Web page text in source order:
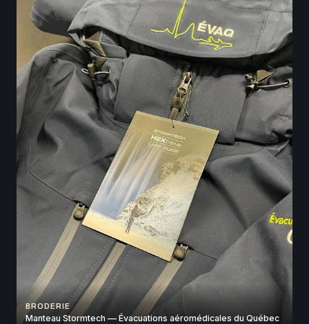
BRODERIE
Manteau Stormtech — Évacuations aéromédicales du Québec